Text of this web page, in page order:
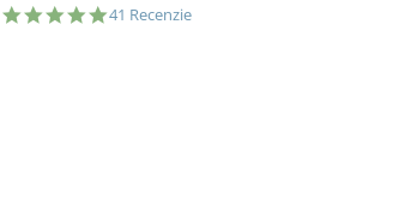
4.8
41 Recenzie